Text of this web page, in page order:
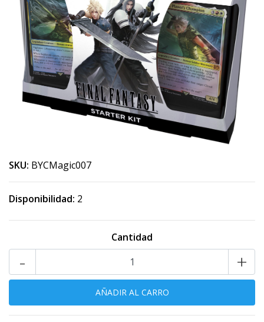
SKU: BYCMagic007
Disponibilidad: 2
Cantidad
+
-